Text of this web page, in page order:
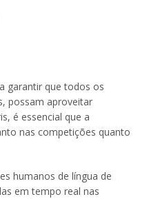
garantir que todos os
possam aproveitar
é essencial que a
nas competições quanto
humanos de língua de
em tempo real nas